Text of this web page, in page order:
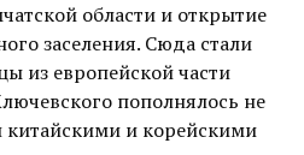
области и открытие
заселения. Сюда стали
из европейской части
пополнялось не
китайскими и корейскими